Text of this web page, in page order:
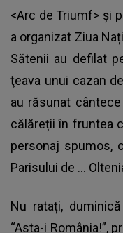
<Arc de Triumf> și
a organizat Ziua
Sătenii au defilat
ţeava unui cazan
au răsunat
călăreții în fruntea
personaj spumos,
Parisului de …
Nu ratați,
“Asta-i România!”,